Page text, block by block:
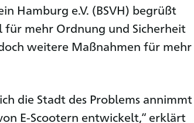
Hamburg e.V. (BSVH) begrüßt
für mehr Ordnung und Sicherheit
weitere Maßnahmen für mehr
die Stadt des Problems annimmt
E-Scootern entwickelt,“ erklärt